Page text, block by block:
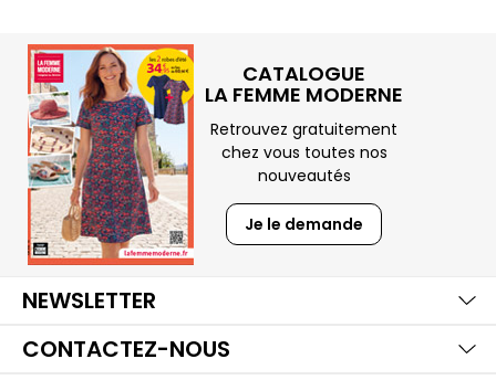
CATALOGUE
LA FEMME MODERNE
Retrouvez gratuitement
chez vous toutes nos
nouveautés
Je le demande
NEWSLETTER
CONTACTEZ-NOUS